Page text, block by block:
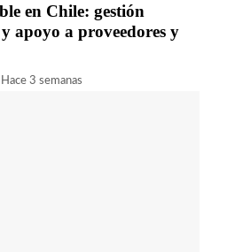
en Chile: gestión
apoyo a proveedores y
Hace 3 semanas